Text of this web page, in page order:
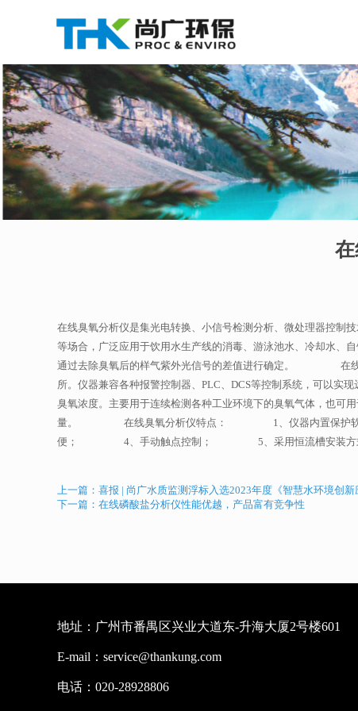
在线臭氧分析仪是集光电转换、小信号检测分析、微处理器控制
等场合，广泛应用于饮用水生产线的消毒、游泳池水、冷却水、
通过去除臭氧后的样气紫外光信号的差值进行确定。 在线臭
所。仪器兼容各种报警控制器、PLC、DCS等控制系统，可以
臭氧浓度。主要用于连续检测各种工业环境下的臭氧气体，也可
量。 在线臭氧分析仪特点： 1、仪器内置保护软件具
便； 4、手动触点控制； 5、采用恒流槽安装方式；
上一篇：喜报 | 尚广水质监测浮标入选2023年度《智慧水环境创新
下一篇：在线磷酸盐分析仪性能优越，产品富有竞争性
地址：广州市番禺区兴业大道东-升海大厦2号楼601
E-mail：service@thankung.com
电话：020-28928806